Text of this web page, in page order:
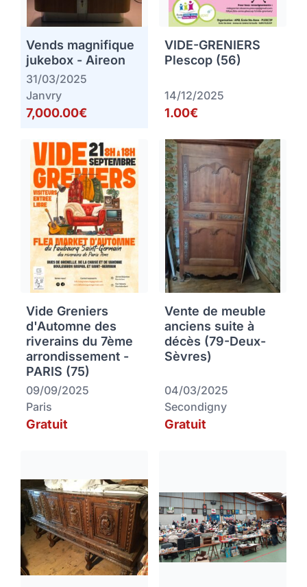
Vends magnifique
jukebox - Aireon
31/03/2025
Janvry
7,000.00€
VIDE-GRENIERS
Plescop (56)
14/12/2025
1.00€
Vide Greniers
d'Automne des
riverains du 7ème
arrondissement -
PARIS (75)
09/09/2025
Paris
Gratuit
Vente de meuble
anciens suite à
décès (79-Deux-
Sèvres)
04/03/2025
Secondigny
Gratuit